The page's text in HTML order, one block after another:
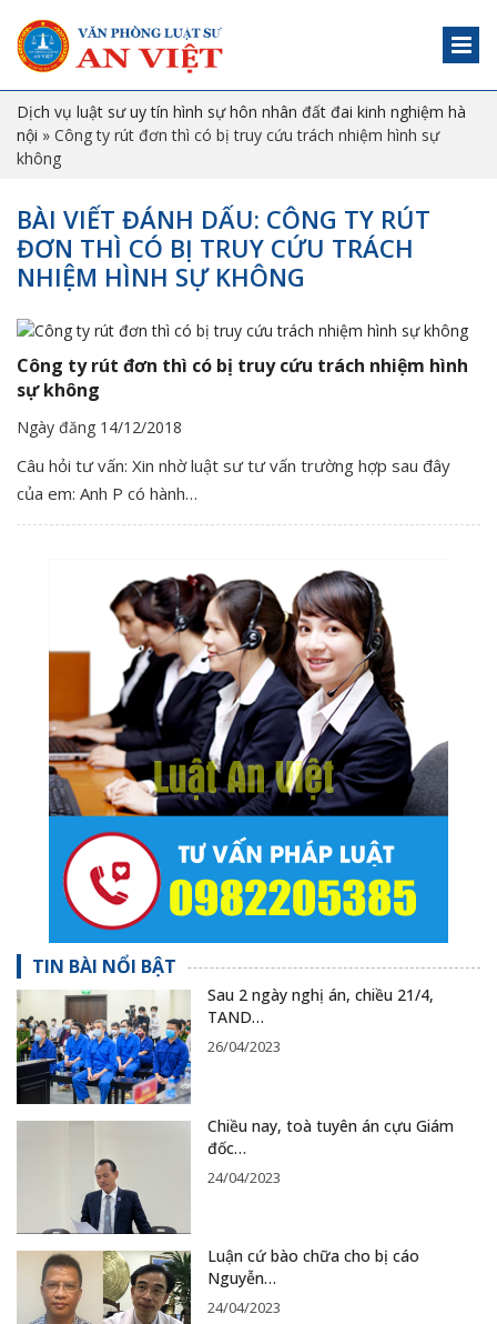
Dịch vụ luật sư uy tín hình sự hôn nhân đất đai kinh nghiệm hà
nội » Công ty rút đơn thì có bị truy cứu trách nhiệm hình sự
không
BÀI VIẾT ĐÁNH DẤU: CÔNG TY RÚT
ĐƠN THÌ CÓ BỊ TRUY CỨU TRÁCH
NHIỆM HÌNH SỰ KHÔNG
Công ty rút đơn thì có bị truy cứu trách nhiệm hình
sự không
Ngày đăng 14/12/2018
Câu hỏi tư vấn: Xin nhờ luật sư tư vấn trường hợp sau đây
của em: Anh P có hành…
TIN BÀI NỔI BẬT
Sau 2 ngày nghị án, chiều 21/4,
TAND…
26/04/2023
Chiều nay, toà tuyên án cựu Giám
đốc…
24/04/2023
Luận cứ bào chữa cho bị cáo
Nguyễn…
24/04/2023